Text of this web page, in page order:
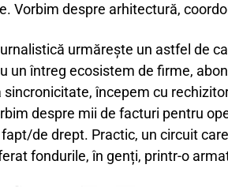
Vorbim despre arhitectură,
urmărește un astfel de
un întreg ecosistem de firme,
începem cu
despre mii de facturi pentru
de drept. Practic, un circuit
fondurile, în genți, printr-o